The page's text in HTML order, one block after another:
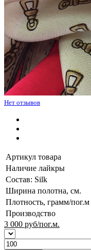
Нет отзывов
Артикул товара
Наличие лайкры
Состав: Silk
Ширина полотна, см.
Плотность, грамм/пог.м
Производство
3 000 руб/пог.м.